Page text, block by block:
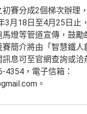
賽分成2個梯次辦理
3月18日至4月25日止
馬燈等管道宣傳，鼓
簡介將由「智慧鐵人
息可至官網查詢或洽
4354，電子信箱：
。